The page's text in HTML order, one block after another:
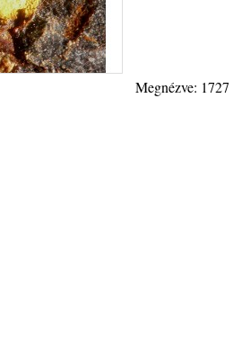
Megnézve: